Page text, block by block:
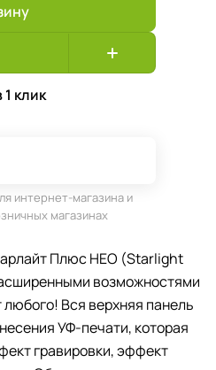
1 клик
интернет-магазина и
магазинах
Плюс НЕО (Starlight
возможностями
Вся верхняя панель
УФ-печати, которая
гравировки, эффект